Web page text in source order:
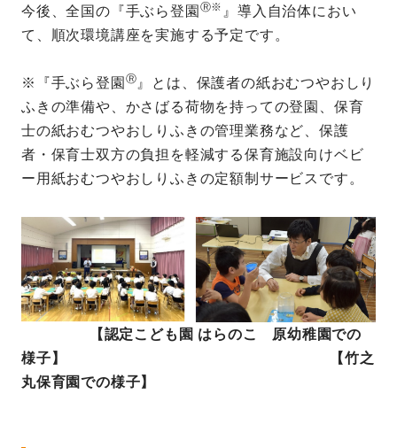
今後、全国の『手ぶら登園 Ⓡ※ 』導入自治体におい
て、順次環境講座を実施する予定です。
※『手ぶら登園 Ⓡ 』とは、保護者の紙おむつやおしり
ふきの準備や、かさばる荷物を持っての登園、保育
士の紙おむつやおしりふきの管理業務など、保護
者・保育士双方の負担を軽減する保育施設向けベビ
ー用紙おむつやおしりふきの定額制サービスです。
【認定こども園 はらのこ 原幼稚園での
様子】 【竹之
丸保育園での様子】